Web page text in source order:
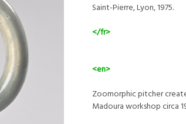
Saint-Pierre, Lyon, 1975.
</fr>
<en>
Zoomorphic pitcher
Madoura workshop circa